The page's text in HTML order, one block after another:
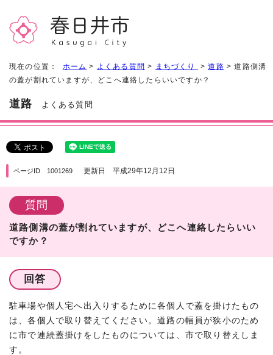
現在の位置： ホーム > よくある質問 > まちづくり >道路 > 道路側溝
の蓋が割れていますが、どこへ連絡したらいいですか？
道路 よくある質問
ページID 1001269 更新日 平成29年12月12日
質問
道路側溝の蓋が割れていますが、どこへ連絡したらいい
ですか？
回答
駐車場や個人宅へ出入りするために各個人で蓋を掛けたもの
は、各個人で取り替えてください。道路の幅員が狭小のため
に市で連続蓋掛けをしたものについては、市で取り替えしま
す。